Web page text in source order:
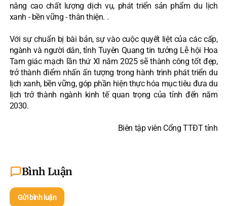
nâng cao chất lượng dịch vụ, phát triển sản phẩm du lịch
xanh - bền vững - thân thiện. .
Với sự chuẩn bị bài bản, sự vào cuộc quyết liệt của các cấp,
ngành và người dân, tỉnh Tuyên Quang tin tưởng Lễ hội Hoa
Tam giác mạch lần thứ XI năm 2025 sẽ thành công tốt đẹp,
trở thành điểm nhấn ấn tượng trong hành trình phát triển du
lịch xanh, bền vững, góp phần hiện thực hóa mục tiêu đưa du
lịch trở thành ngành kinh tế quan trọng của tỉnh đến năm
2030.
Biên tập viên Cổng TTĐT tỉnh
Bình Luận
Gửi bình luận